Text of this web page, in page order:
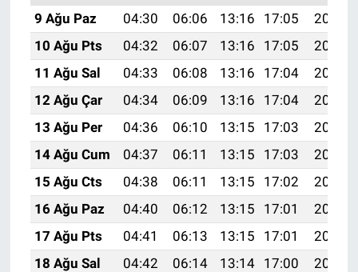
9 Ağu Paz
04:30 06:06 13:16 17:05
20:16
10 Ağu Pts
04:32 06:07 13:16 17:05
20:15
11 Ağu Sal
04:33 06:08 13:16 17:04
20:14
12 Ağu Çar
04:34 06:09 13:16 17:04
20:12
13 Ağu Per
04:36 06:10 13:15 17:03
20:11
14 Ağu Cum
04:37 06:11 13:15 17:03
20:10
15 Ağu Cts
04:38 06:11 13:15 17:02
20:09
16 Ağu Paz
04:40 06:12 13:15 17:01
20:07
17 Ağu Pts
04:41 06:13 13:15 17:01
20:06
18 Ağu Sal
04:42 06:14 13:14 17:00
20:05